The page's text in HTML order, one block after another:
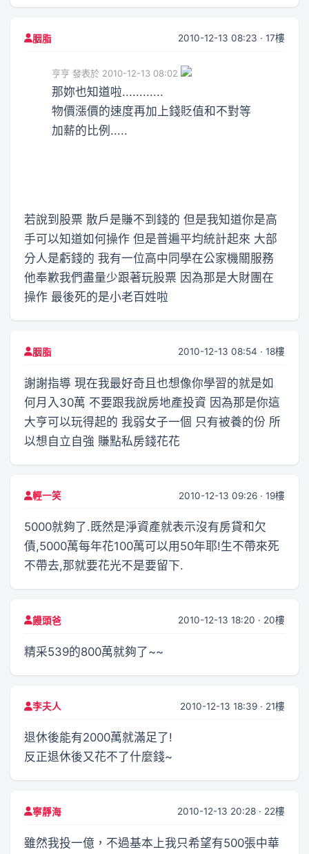
胭脂 2010-12-13 08:23 · 17樓
亨亨 發表於 2010-12-13 08:02
那妳也知道啦............
物價漲價的速度再加上錢貶值和不對等
加薪的比例.....
若說到股票 散戶是賺不到錢的 但是我知道你是高
手可以知道如何操作 但是普遍平均統計起來 大部
分人是虧錢的 我有一位高中同學在公家機關服務
他奉歉我們盡量少跟著玩股票 因為那是大財團在
操作 最後死的是小老百姓啦
胭脂 2010-12-13 08:54 · 18樓
謝謝指導 現在我最好奇且也想像你學習的就是如
何月入30萬 不要跟我說房地產投資 因為那是你這
大亨可以玩得起的 我弱女子一個 只有被養的份 所
以想自立自強 賺點私房錢花花
輕一笑 2010-12-13 09:26 · 19樓
5000就夠了.既然是淨資產就表示沒有房貸和欠
債,5000萬每年花100萬可以用50年耶!生不帶來死
不帶去,那就要花光不是要留下.
饅頭爸 2010-12-13 18:20 · 20樓
精采539的800萬就夠了~~
李夫人 2010-12-13 18:39 · 21樓
退休後能有2000萬就滿足了!
反正退休後又花不了什麼錢~
寧靜海 2010-12-13 20:28 · 22樓
雖然我投一億，不過基本上我只希望有500張中華